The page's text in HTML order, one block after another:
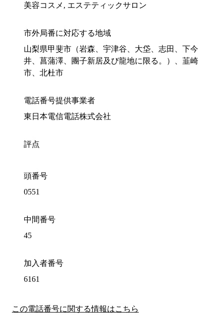
美容コスメ, エステティックサロン
市外局番に対応する地域
山梨県甲斐市（岩森、宇津谷、大垈、志田、下今
井、菖蒲澤、團子新居及び龍地に限る。）、韮崎
市、北杜市
電話番号提供事業者
東日本電信電話株式会社
評点
頭番号
0551
中間番号
45
加入者番号
6161
この電話番号に関する情報はこちら